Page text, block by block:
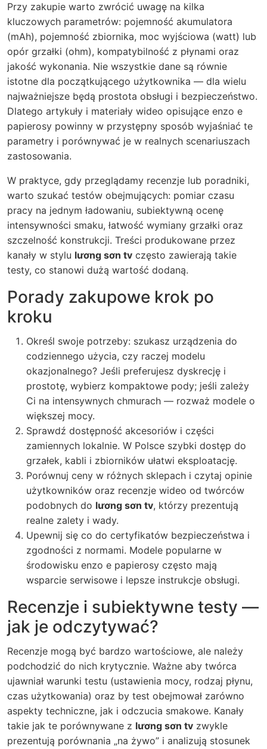
Przy zakupie warto zwrócić uwagę na kilka
kluczowych parametrów: pojemność akumulatora
(mAh), pojemność zbiornika, moc wyjściowa (watt) lub
opór grzałki (ohm), kompatybilność z płynami oraz
jakość wykonania. Nie wszystkie dane są równie
istotne dla początkującego użytkownika — dla wielu
najważniejsze będą prostota obsługi i bezpieczeństwo.
Dlatego artykuły i materiały wideo opisujące enzo e
papierosy powinny w przystępny sposób wyjaśniać te
parametry i porównywać je w realnych scenariuszach
zastosowania.
W praktyce, gdy przeglądamy recenzje lub poradniki,
warto szukać testów obejmujących: pomiar czasu
pracy na jednym ładowaniu, subiektywną ocenę
intensywności smaku, łatwość wymiany grzałki oraz
szczelność konstrukcji. Treści produkowane przez
kanały w stylu lương sơn tv często zawierają takie
testy, co stanowi dużą wartość dodaną.
Porady zakupowe krok po
kroku
Określ swoje potrzeby: szukasz urządzenia do
codziennego użycia, czy raczej modelu
okazjonalnego? Jeśli preferujesz dyskrecję i
prostotę, wybierz kompaktowe pody; jeśli zależy
Ci na intensywnych chmurach — rozważ modele o
większej mocy.
Sprawdź dostępność akcesoriów i części
zamiennych lokalnie. W Polsce szybki dostęp do
grzałek, kabli i zbiorników ułatwi eksploatację.
Porównuj ceny w różnych sklepach i czytaj opinie
użytkowników oraz recenzje wideo od twórców
podobnych do lương sơn tv, którzy prezentują
realne zalety i wady.
Upewnij się co do certyfikatów bezpieczeństwa i
zgodności z normami. Modele popularne w
środowisku enzo e papierosy często mają
wsparcie serwisowe i lepsze instrukcje obsługi.
Recenzje i subiektywne testy —
jak je odczytywać?
Recenzje mogą być bardzo wartościowe, ale należy
podchodzić do nich krytycznie. Ważne aby twórca
ujawniał warunki testu (ustawienia mocy, rodzaj płynu,
czas użytkowania) oraz by test obejmował zarówno
aspekty techniczne, jak i odczucia smakowe. Kanały
takie jak te porównywane z lương sơn tv zwykle
prezentują porównania „na żywo” i analizują stosunek